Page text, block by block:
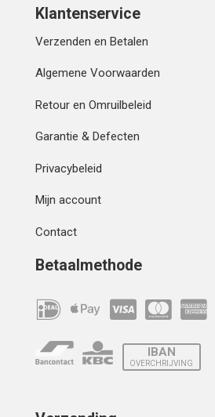
Klantenservice
Verzenden en Betalen
Algemene Voorwaarden
Retour en Omruilbeleid
Garantie & Defecten
Privacybeleid
Mijn account
Contact
Betaalmethode
IBAN
OVERCHRIJVING